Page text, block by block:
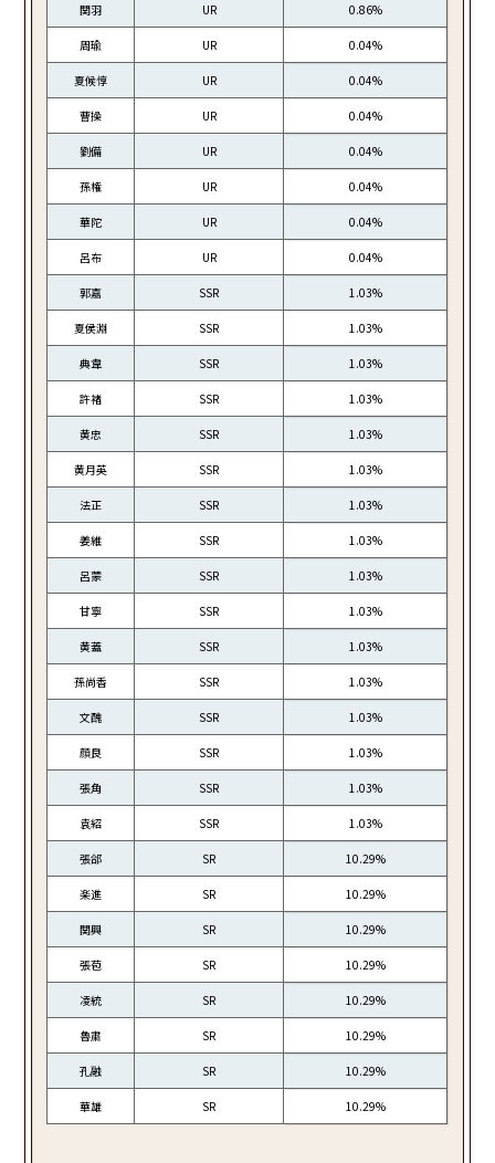
関羽 UR 0.86%
周瑜 UR 0.04%
夏候惇 UR 0.04%
曹操 UR 0.04%
劉備 UR 0.04%
孫権 UR 0.04%
華陀 UR 0.04%
呂布 UR 0.04%
郭嘉 SSR 1.03%
夏侯淵 SSR 1.03%
典韋 SSR 1.03%
許褚 SSR 1.03%
黄忠 SSR 1.03%
黄月英 SSR 1.03%
法正 SSR 1.03%
姜維 SSR 1.03%
呂蒙 SSR 1.03%
甘寧 SSR 1.03%
黄蓋 SSR 1.03%
孫尚香 SSR 1.03%
文醜 SSR 1.03%
顔良 SSR 1.03%
張角 SSR 1.03%
袁紹 SSR 1.03%
張郃 SR 10.29%
楽進 SR 10.29%
関興 SR 10.29%
張苞 SR 10.29%
凌統 SR 10.29%
魯粛 SR 10.29%
孔融 SR 10.29%
華雄 SR 10.29%